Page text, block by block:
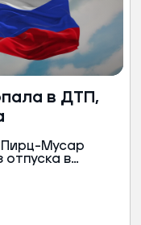
в ДТП,
Мусар
отпуска в